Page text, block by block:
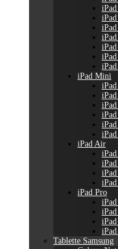
iPad
iPad Mini
iPad Air
iPad Pro
Tablette Samsung